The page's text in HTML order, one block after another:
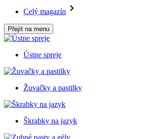
Celý magazín
Přejít na menu
Ústne spreje
Žuvačky a pastilky
Škrabky na jazyk